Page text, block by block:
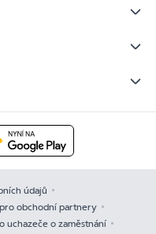
údajů
obchodní partnery
uchazeče o zaměstnání